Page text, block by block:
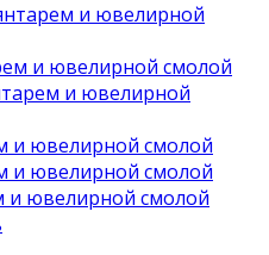
и ювелирной
и ювелирной смолой
и ювелирной
и ювелирной смолой
и ювелирной смолой
и ювелирной смолой